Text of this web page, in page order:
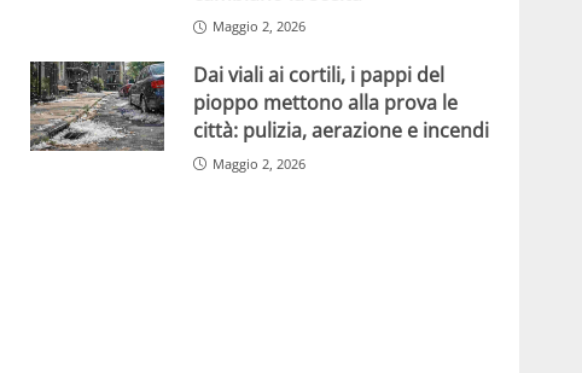
Maggio 2, 2026
Dai viali ai cortili, i pappi del
pioppo mettono alla prova le
città: pulizia, aerazione e incendi
Maggio 2, 2026